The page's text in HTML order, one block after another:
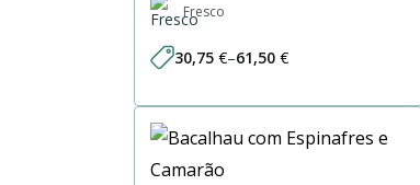
Fresco
30,75 €–61,50 €
Price
30,75 €
61,50 €